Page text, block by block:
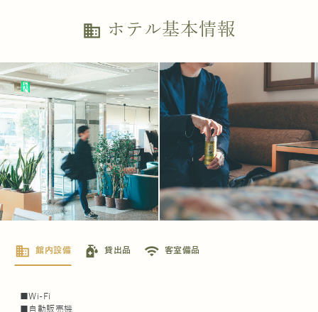
business ホテル基本情報
business 館内設備 sanitizer 貸出品 wifi 客室備品
■Wi-Fi
■自動販売機